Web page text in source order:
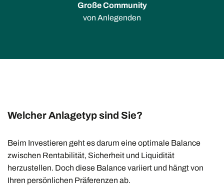
Große Community
von Anlegenden
Welcher Anlagetyp sind Sie?
Beim Investieren geht es darum eine optimale Balance
zwischen Rentabilität, Sicherheit und Liquidität
herzustellen. Doch diese Balance variiert und hängt von
Ihren persönlichen Präferenzen ab.